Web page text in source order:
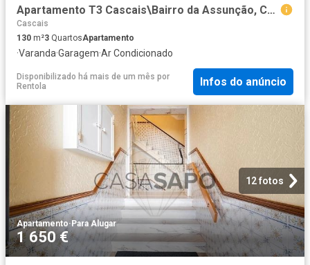
Apartamento T3 Cascais\Bairro da Assunção, Cascais, arrendamento
Cascais
130 m²3 QuartosApartamento
·Varanda·Garagem·Ar Condicionado
Disponibilizado há mais de um mês por
Rentola
Infos do anúncio
12 fotos
Apartamento· Para Alugar
1 650 €